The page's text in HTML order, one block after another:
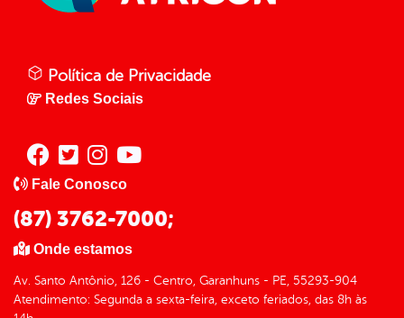
Política de Privacidade
Redes Sociais
Fale Conosco
(87) 3762-7000;
Onde estamos
Av. Santo Antônio, 126 - Centro, Garanhuns - PE, 55293-904
Atendimento: Segunda a sexta-feira, exceto feriados, das 8h às